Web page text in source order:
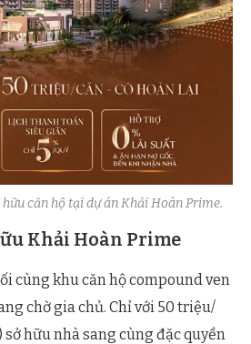
căn hộ tại dự án Khải Hoàn Prime.
Khải Hoàn Prime
cùng khu căn hộ compound ven
chờ gia chủ. Chỉ với 50 triệu/
hữu nhà sang cùng đặc quyền